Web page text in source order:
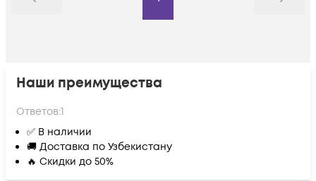
Назад Дальше
Наши преимущества
Ответов:1
✅ В наличии
🚚 Доставка по Узбекистану
🔥 Скидки до 50%